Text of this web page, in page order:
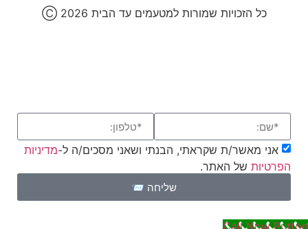
כל הזכויות שמורות למטעמים עד הבית 2026
Ⓒ
אני מאשר/ת שקראתי, הבנתי ושאני מסכים/ה ל-מדיניות
הפרטיות של האתר.
שליחה 📨